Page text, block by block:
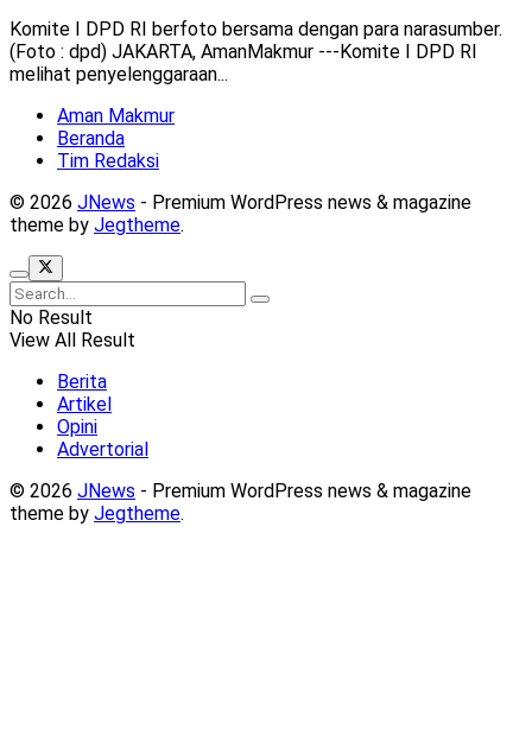
Komite I DPD RI berfoto bersama dengan para narasumber.
(Foto : dpd) JAKARTA, AmanMakmur ---Komite I DPD RI
melihat penyelenggaraan...
Aman Makmur
Beranda
Tim Redaksi
© 2026 JNews - Premium WordPress news & magazine
theme by Jegtheme.
No Result
View All Result
Berita
Artikel
Opini
Advertorial
© 2026 JNews - Premium WordPress news & magazine
theme by Jegtheme.